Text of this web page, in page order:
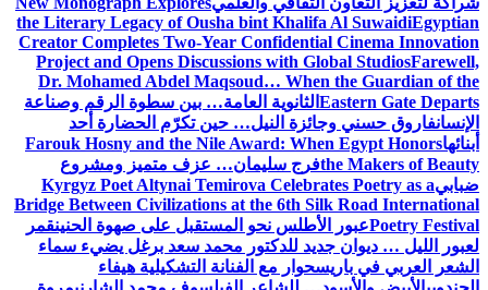
the Literary Legacy of Ousha bint Khalifa Al SuwaidiEgyptian
Creator Completes Two-Year Confidential Cinema Innovation
Project and Opens Discussions with Global StudiosFarewell,
Dr. Mohamed Abdel Maqsoud… When the Guardian of the
Eastern Gate Departs الثانوية العامة… بين سطوة الرقم وصناعة
الإنسانفاروق حسني وجائزة النيل… حين تكرّم الحضارة أحد
أبنائهاFarouk Hosny and the Nile Award: When Egypt Honors
the Makers of Beautyفرج سليمان… عزف متميز ومشروع
ضبابيKyrgyz Poet Altynai Temirova Celebrates Poetry as a
Bridge Between Civilizations at the 6th Silk Road International
Poetry Festivalعبور الأطلس نحو المستقبل على صهوة الحنينقمر
لعبور الليل … ديوان جديد للدكتور محمد سعد برغل يضيء سماء
الشعر العربي في باريسحوار مع الفنانة التشكيلية هيفاء